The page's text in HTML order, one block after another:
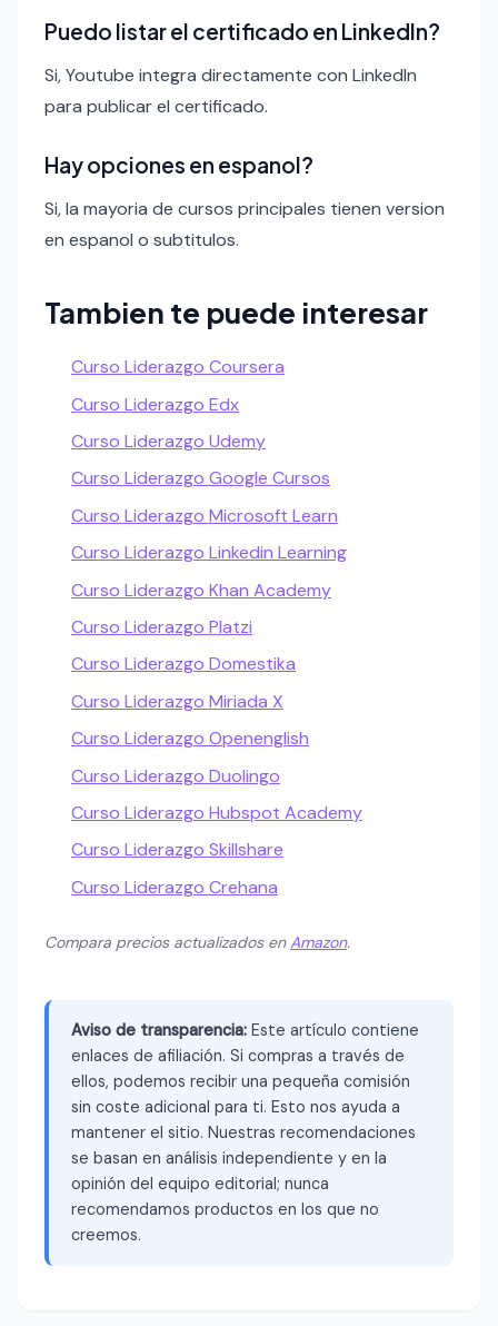
Puedo listar el certificado en LinkedIn?
Si, Youtube integra directamente con LinkedIn
para publicar el certificado.
Hay opciones en espanol?
Si, la mayoria de cursos principales tienen version
en espanol o subtitulos.
Tambien te puede interesar
Curso Liderazgo Coursera
Curso Liderazgo Edx
Curso Liderazgo Udemy
Curso Liderazgo Google Cursos
Curso Liderazgo Microsoft Learn
Curso Liderazgo Linkedin Learning
Curso Liderazgo Khan Academy
Curso Liderazgo Platzi
Curso Liderazgo Domestika
Curso Liderazgo Miriada X
Curso Liderazgo Openenglish
Curso Liderazgo Duolingo
Curso Liderazgo Hubspot Academy
Curso Liderazgo Skillshare
Curso Liderazgo Crehana
Compara precios actualizados enAmazon.
Aviso de transparencia: Este artículo contiene
enlaces de afiliación. Si compras a través de
ellos, podemos recibir una pequeña comisión
sin coste adicional para ti. Esto nos ayuda a
mantener el sitio. Nuestras recomendaciones
se basan en análisis independiente y en la
opinión del equipo editorial; nunca
recomendamos productos en los que no
creemos.